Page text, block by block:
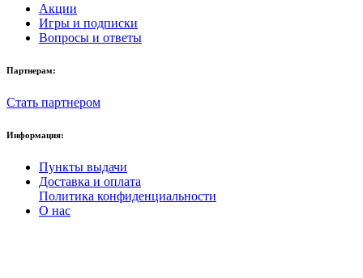
Акции
Игры и подписки
Вопросы и ответы
Партнерам:
Стать партнером
Информация:
Пункты выдачи
Доставка и оплата
Политика конфиденциальности
О нас